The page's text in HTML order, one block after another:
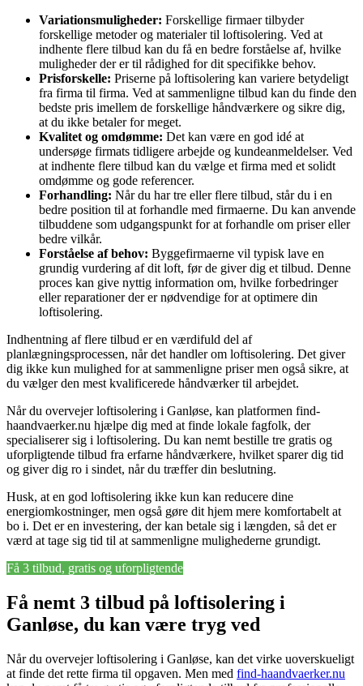
Variationsmuligheder: Forskellige firmaer tilbyder
forskellige metoder og materialer til loftisolering. Ved at
indhente flere tilbud kan du få en bedre forståelse af, hvilke
muligheder der er til rådighed for dit specifikke behov.
Prisforskelle: Priserne på loftisolering kan variere betydeligt
fra firma til firma. Ved at sammenligne tilbud kan du finde den
bedste pris imellem de forskellige håndværkere og sikre dig,
at du ikke betaler for meget.
Kvalitet og omdømme: Det kan være en god idé at
undersøge firmats tidligere arbejde og kundeanmeldelser. Ved
at indhente flere tilbud kan du vælge et firma med et solidt
omdømme og gode referencer.
Forhandling: Når du har tre eller flere tilbud, står du i en
bedre position til at forhandle med firmaerne. Du kan anvende
tilbuddene som udgangspunkt for at forhandle om priser eller
bedre vilkår.
Forståelse af behov: Byggefirmaerne vil typisk lave en
grundig vurdering af dit loft, før de giver dig et tilbud. Denne
proces kan give nyttig information om, hvilke forbedringer
eller reparationer der er nødvendige for at optimere din
loftisolering.
Indhentning af flere tilbud er en værdifuld del af
planlægningsprocessen, når det handler om loftisolering. Det giver
dig ikke kun mulighed for at sammenligne priser men også sikre, at
du vælger den mest kvalificerede håndværker til arbejdet.
Når du overvejer loftisolering i Ganløse, kan platformen find-
haandvaerker.nu hjælpe dig med at finde lokale fagfolk, der
specialiserer sig i loftisolering. Du kan nemt bestille tre gratis og
uforpligtende tilbud fra erfarne håndværkere, hvilket sparer dig tid
og giver dig ro i sindet, når du træffer din beslutning.
Husk, at en god loftisolering ikke kun kan reducere dine
energiomkostninger, men også gøre dit hjem mere komfortabelt at
bo i. Det er en investering, der kan betale sig i længden, så det er
værd at tage sig tid til at sammenligne mulighederne grundigt.
Få 3 tilbud, gratis og uforpligtende
Få nemt 3 tilbud på loftisolering i
Ganløse, du kan være tryg ved
Når du overvejer loftisolering i Ganløse, kan det virke uoverskueligt
at finde det rette firma til opgaven. Men med find-haandvaerker.nu